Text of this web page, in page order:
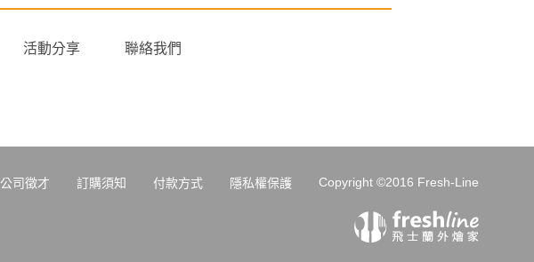
活動分享 聯絡我們
公司徵才 訂購須知 付款方式 隱私權保護 Copyright ©2016 Fresh-Line